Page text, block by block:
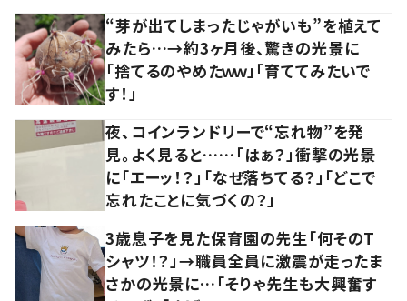
“芽が出てしまったじゃがいも”を植えて
みたら…→約3ヶ月後、驚きの光景に
「捨てるのやめたｗｗ」「育ててみたいで
す！」
夜、コインランドリーで“忘れ物”を発
見。よく見ると……「はぁ？」衝撃の光景
に「エーッ！？」「なぜ落ちてる？」「どこで
忘れたことに気づくの？」
3歳息子を見た保育園の先生「何そのT
シャツ！？」→職員全員に激震が走ったま
さかの光景に…「そりゃ先生も大興奮す